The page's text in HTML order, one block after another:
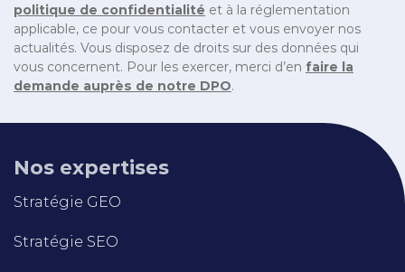
politique de confidentialité et à la réglementation
applicable, ce pour vous contacter et vous envoyer nos
actualités. Vous disposez de droits sur des données qui
vous concernent. Pour les exercer, merci d’en faire la
demande auprès de notre DPO.
Nos expertises
Stratégie GEO
Stratégie SEO